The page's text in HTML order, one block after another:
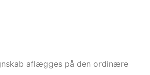
aflægges på den ordinære